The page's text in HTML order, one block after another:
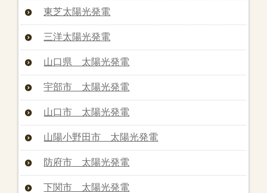
東芝太陽光発電
三洋太陽光発電
山口県 太陽光発電
宇部市 太陽光発電
山口市 太陽光発電
山陽小野田市 太陽光発電
防府市 太陽光発電
下関市 太陽光発電